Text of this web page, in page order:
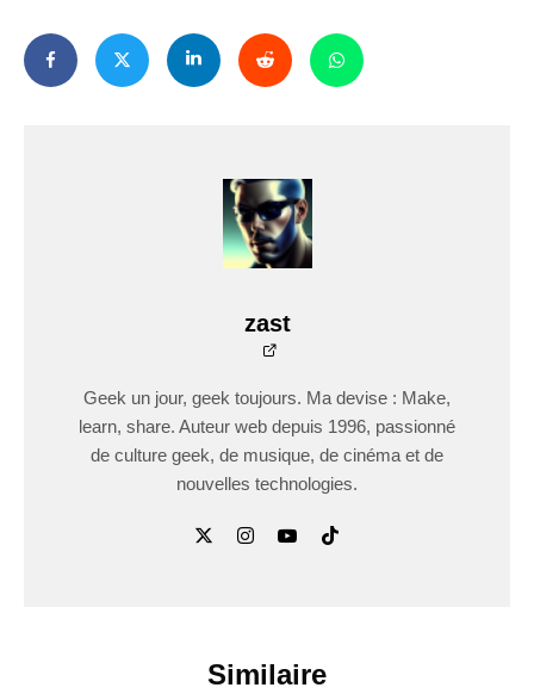
zast
Geek un jour, geek toujours. Ma devise : Make,
learn, share. Auteur web depuis 1996, passionné
de culture geek, de musique, de cinéma et de
nouvelles technologies.
Similaire